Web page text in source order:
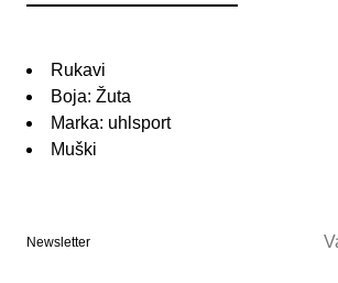
Rukavi
Boja: Žuta
Marka: uhlsport
Muški
Newsletter